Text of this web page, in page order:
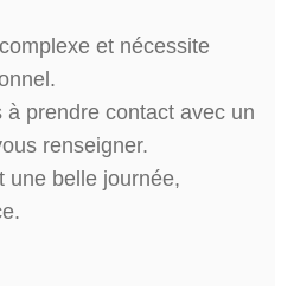
et nécessite
à prendre contact avec un
renseigner.
une belle journée,